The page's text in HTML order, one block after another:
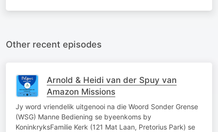
Other recent episodes
Arnold & Heidi van der Spuy van
Amazon Missions
Jy word vriendelik uitgenooi na die Woord Sonder Grense
(WSG) Manne Bediening se byeenkoms by
KoninkryksFamilie Kerk (121 Mat Laan, Pretorius Park) se